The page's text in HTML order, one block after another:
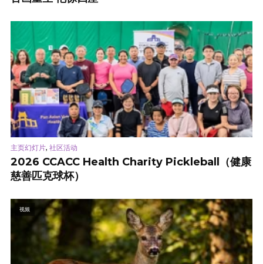
主页幻灯片, 社区活动
2026 CCACC Health Charity Pickleball（健康
慈善匹克球杯）
视频